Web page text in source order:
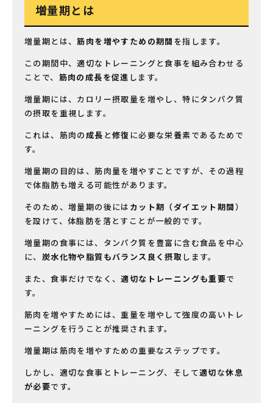
増量期とは
増量期とは、筋肉を増やすための期間 を指します。
この期間中、適切なトレーニングと食事を組み合わせる
ことで、 筋肉の成長を促進 します。
増量期には、カロリー摂取量を増やし、特にタンパク質
の摂取を重視します。
これは、筋肉の成長 と修復に必要な栄養素であるためで
す。
増量期の目的は、筋肉量を増やすことですが、その過程
で体脂肪も増える可能性があります。
そのため、増量期の後には カット期（ダイエット期間）
を設けて、体脂肪を落とすことが一般的です。
増量期の食事には、タンパク質を豊富に含む食品を中心
に、 炭水化物や脂質もバランス良く摂取 します。
また、食事だけでなく、適切なトレーニングも重要で
す。
筋肉を増やすためには、重量を増やして強度の高いトレ
ーニングを行うことが推奨されます。
増量期は筋肉を増やすための重要なステップです。
しかし、適切な食事とトレーニング、そして適切な休息
が必要です。